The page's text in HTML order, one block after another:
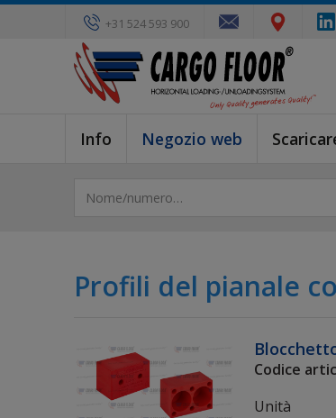
+31 524 593 900
Info Negozio web
Profili del pianale
Codice
Unità